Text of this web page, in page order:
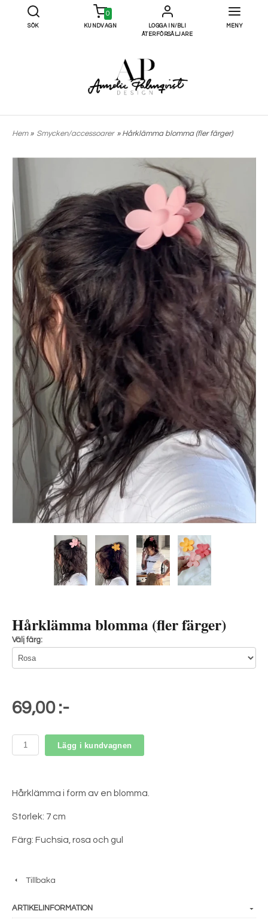
SÖK
0
KUNDVAGN
LOGGA IN/BLI
ÅTERFÖRSÄLJARE
MENY
Hem» Smycken/accessoarer » Hårklämma blomma (fler färger)
Hårklämma blomma (fler färger)
Välj färg:
69,00 :-
Lägg i kundvagnen
Hårklämma i form av en blomma.
Storlek: 7 cm
Färg: Fuchsia, rosa och gul
Tillbaka
ARTIKELINFORMATION